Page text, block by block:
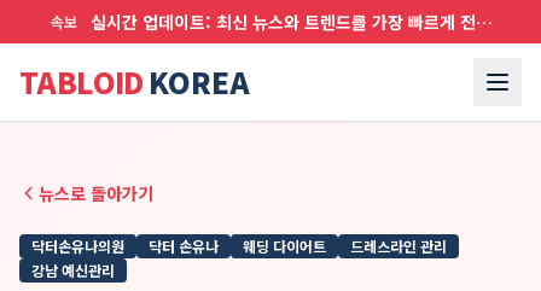
속보 실시간 업데이트: 최신 뉴스와 트렌드를 가장 빠르게 전달합니다
TABLOID KOREA
뉴스로 돌아가기
닥터손유나의원 닥터 손유나 웨딩 다이어트
드레스라인 관리
강남 예신관리